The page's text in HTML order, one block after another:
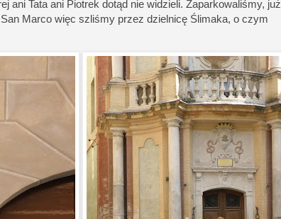
ani Tata ani Piotrek dotąd nie widzieli. Zaparkowaliśmy, już
Marco więc szliśmy przez dzielnicę Ślimaka, o czym